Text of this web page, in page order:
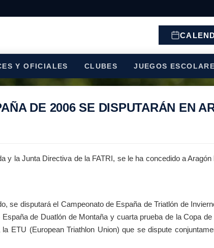
Y OFICIALES CLUBES JUEGOS
DE 2006 SE DISPUTARÁN EN
y la Junta Directiva de la FATRI, se le ha concedido a
se disputará el Campeonato de España de Triatlón de
de Duatlón de Montaña y cuarta prueba de la Copa
ETU (European Triathlon Union) que se dispute